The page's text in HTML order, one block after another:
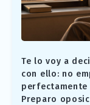
Te lo voy a
con ello: no
Preparo